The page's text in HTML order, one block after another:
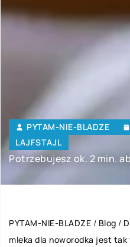
PYTAM-NIE-BLADZE
LAJFSTAJL
Potrzebujesz ok. 2 min.
PYTAM-NIE-BLADZE / Blog /
mleka dla noworodka jest tak